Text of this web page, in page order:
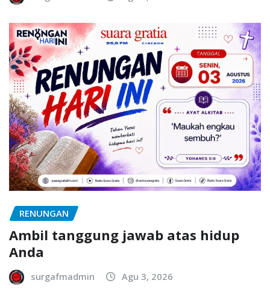
RENUNGAN
Ambil tanggung jawab atas hidup
Anda
surgafmadmin Agu 3, 2026